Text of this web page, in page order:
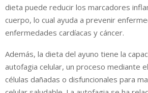
dieta puede reducir los marcadores
cuerpo, lo cual ayuda a prevenir
enfermedades cardíacas y cáncer.
Además, la dieta del ayuno tiene la
autofagia celular, un proceso mediante
células dañadas o disfuncionales para